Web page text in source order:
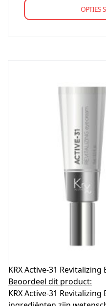
OPTIES
KRX Active-31 Revitalizing
Beoordeel dit product:
KRX Active-31 Revitalizing